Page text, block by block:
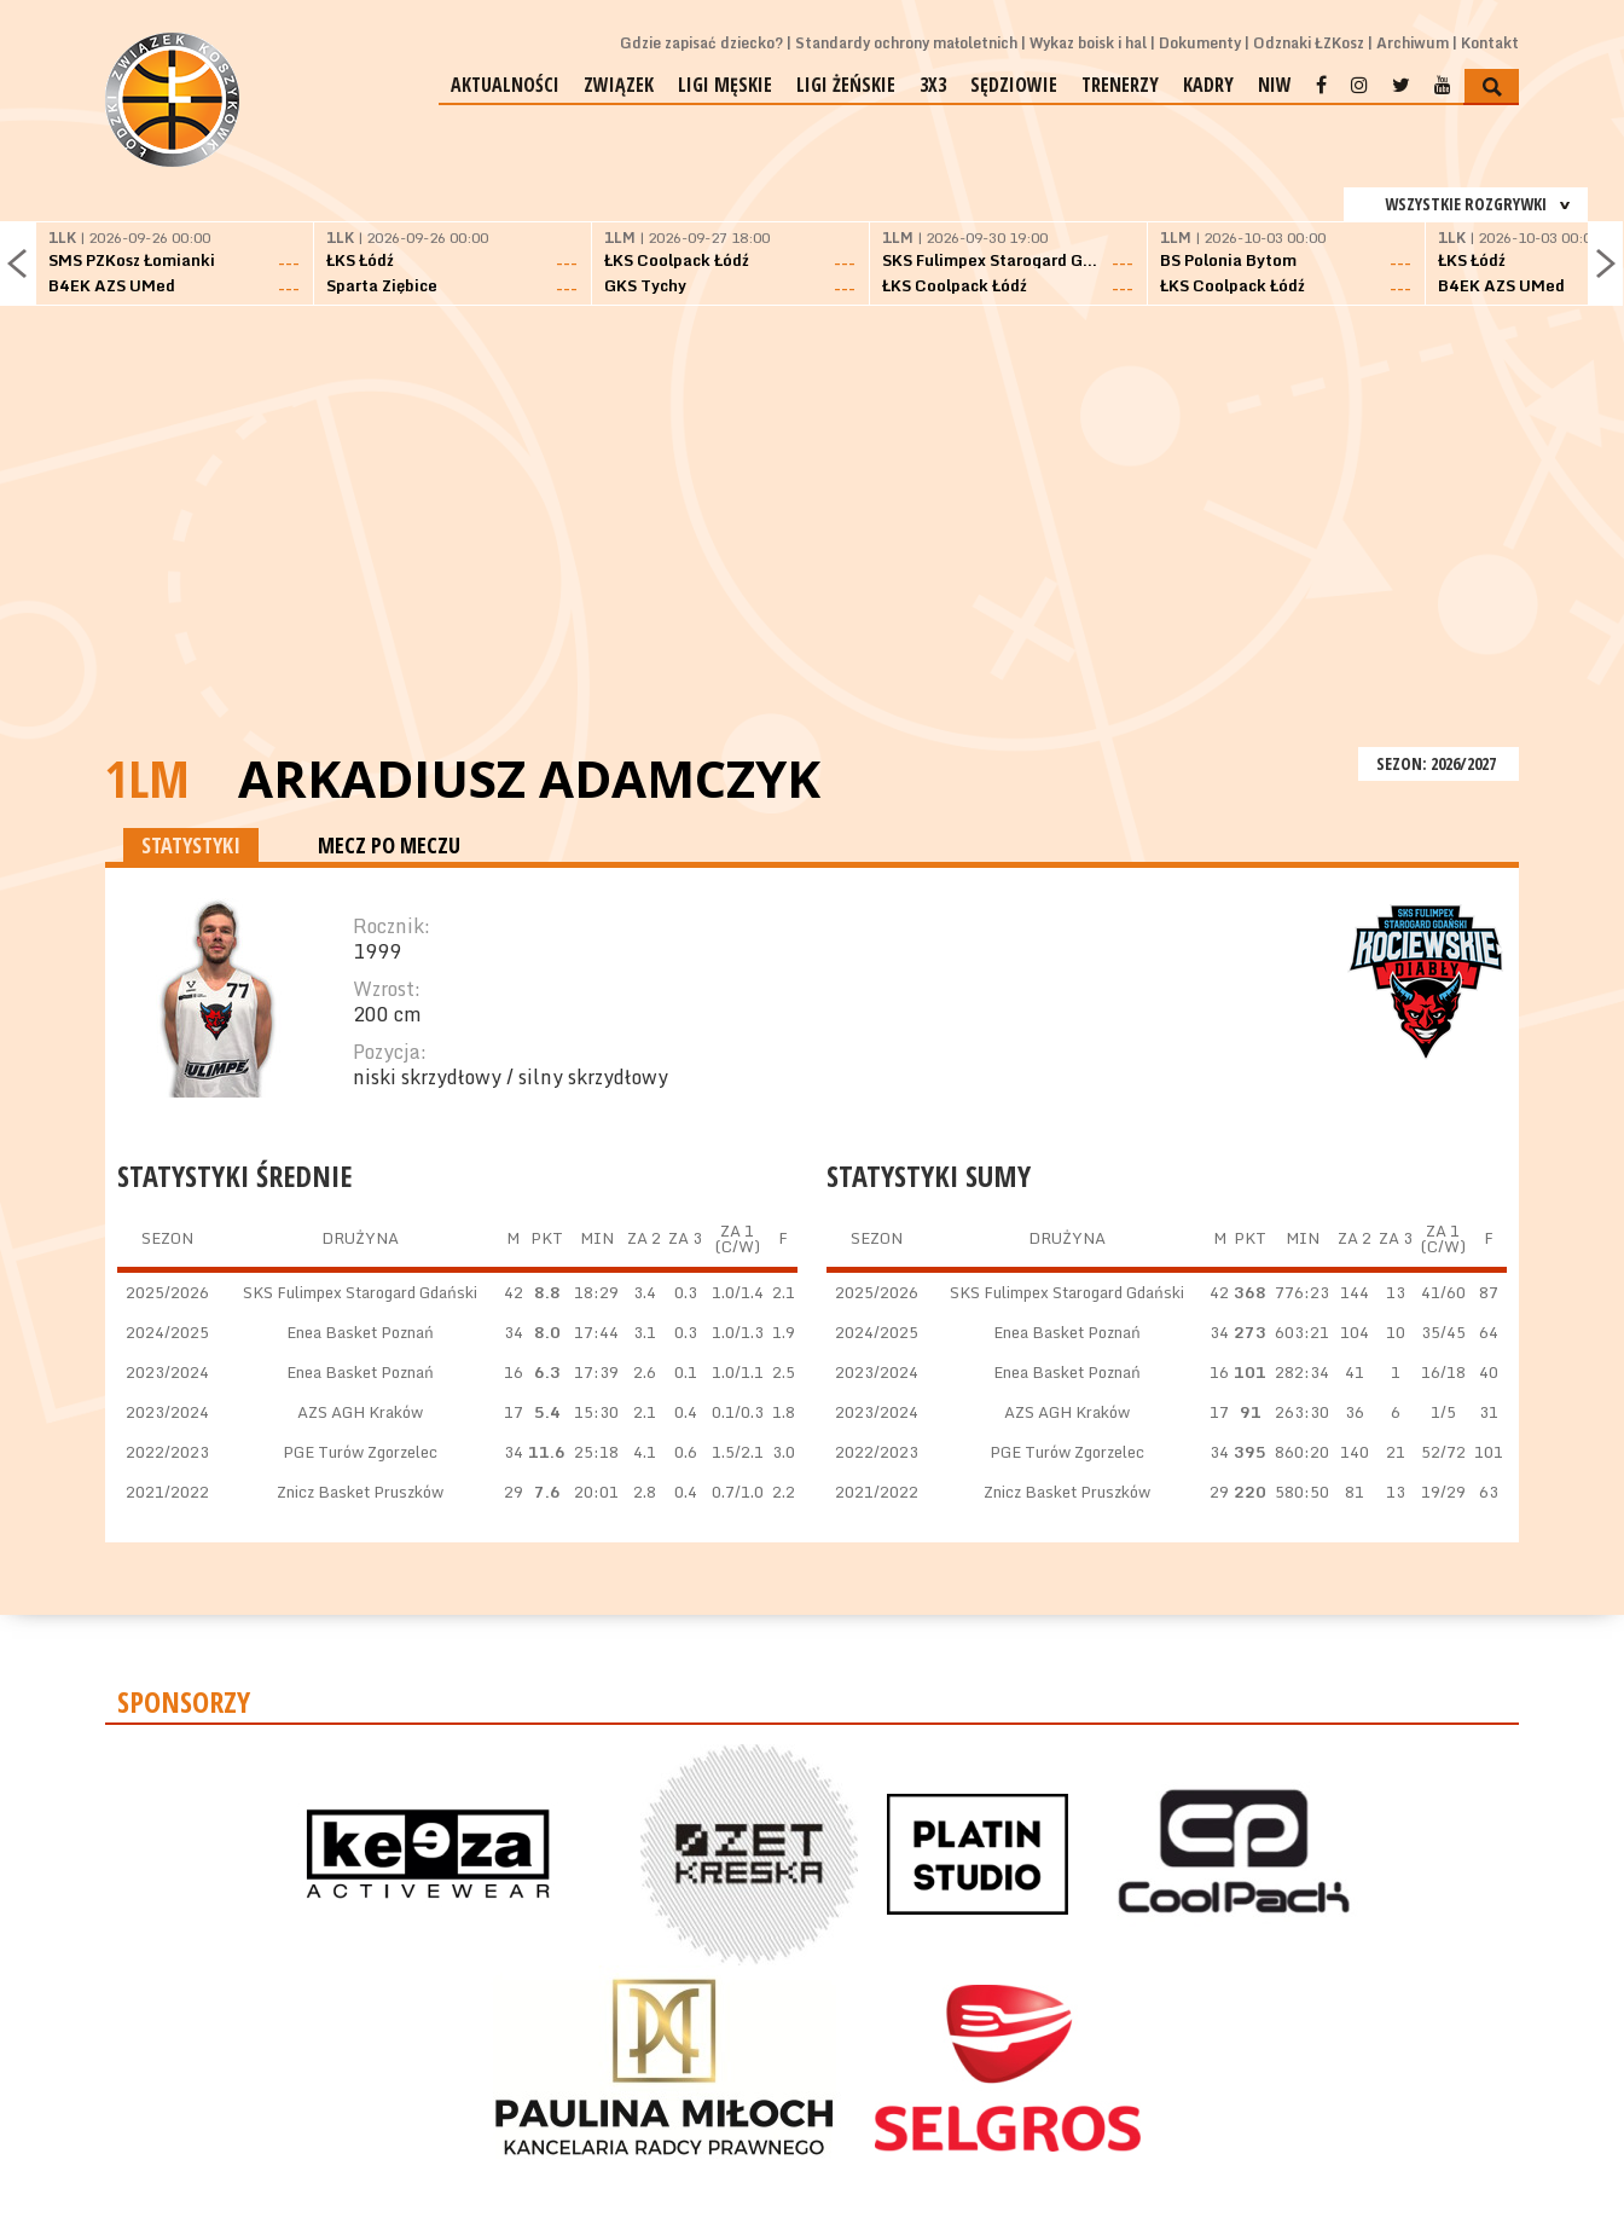
Gdzie zapisać dziecko? Standardy ochrony małoletnich Wykaz boisk i hal Dokumenty Odznaki ŁZKosz Archiwum Kontakt
AKTUALNOŚCI ZWIĄZEK LIGI MĘSKIE LIGI ŻEŃSKIE 3X3 SĘDZIOWIE TRENERZY KADRY NIW
WSZYSTKIE ROZGRYWKI
1LK | 2026-09-26 00:00
SMS PZKosz Łomianki
---
B4EK AZS UMed
---
1LK | 2026-09-26 00:00
ŁKS Łódź
---
Sparta Ziębice
---
1LM | 2026-09-27 18:00
ŁKS Coolpack Łódź
---
GKS Tychy
---
1LM | 2026-09-30 19:00
SKS Fulimpex Starogard Gdański
---
ŁKS Coolpack Łódź
---
1LM | 2026-10-03 00:00
BS Polonia Bytom
---
ŁKS Coolpack Łódź
---
1LK | 2026-10-03 00:00
ŁKS Łódź
B4EK AZS UMed
SEZON: 2026/2027
1LM ARKADIUSZ ADAMCZYK
STATYSTYKI MECZ PO MECZU
Rocznik:
1999
Wzrost:
200 cm
Pozycja:
niski skrzydłowy / silny skrzydłowy
STATYSTYKI SUMY
SEZON DRUŻYNA M PKT MIN ZA 2 ZA 3 ZA 1
(C/W) F
2025/2026 SKS Fulimpex Starogard Gdański 42 368 776:23 144 13 41/60 87
2024/2025
Enea Basket Poznań 34 273 603:21 104 10 35/45 64
2023/2024
Enea Basket Poznań 16 101 282:34 41 1 16/18 40
2023/2024
AZS AGH Kraków 17 91 263:30 36 6 1/5
31
2022/2023
PGE Turów Zgorzelec 34 395 860:20 140 21 52/72 101
2021/2022
Znicz Basket Pruszków 29 220 580:50 81 13 19/29 63
STATYSTYKI ŚREDNIE
SEZON DRUŻYNA M PKT MIN ZA 2 ZA 3 ZA 1
(C/W) F
2025/2026 SKS Fulimpex Starogard Gdański 42 8.8 18:29 3.4 0.3 1.0/1.4 2.1
2024/2025
Enea Basket Poznań 34 8.0 17:44 3.1 0.3 1.0/1.3 1.9
2023/2024
Enea Basket Poznań 16 6.3 17:39 2.6 0.1 1.0/1.1 2.5
2023/2024
AZS AGH Kraków 17 5.4 15:30 2.1 0.4 0.1/0.3 1.8
2022/2023
PGE Turów Zgorzelec 34 11.6 25:18 4.1 0.6 1.5/2.1 3.0
2021/2022
Znicz Basket Pruszków 29 7.6 20:01 2.8 0.4 0.7/1.0 2.2
SPONSORZY